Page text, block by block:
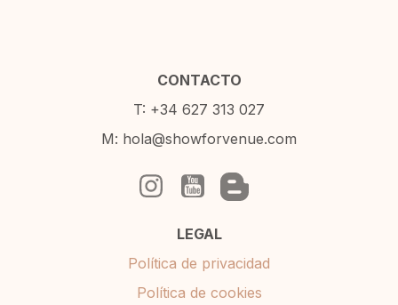
CONTACTO
T: +34 627 313 027
M: hola@showforvenue.com
LEGAL
Política de privacidad
Política de cookies